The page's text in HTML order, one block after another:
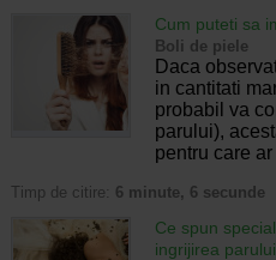
Cum puteti sa
Boli de piele
Daca
in cantitati
probabil va
parului),
pentru care
Timp de citire: 6 minute, 6 secunde
Ce spun
ingrijirea